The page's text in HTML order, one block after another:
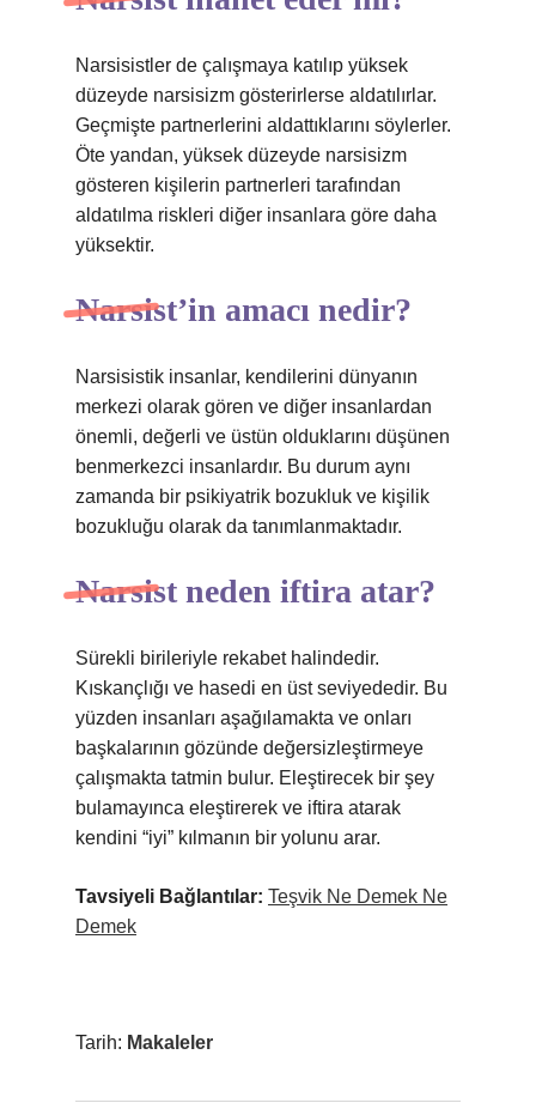
Narsisistler de çalışmaya katılıp yüksek
düzeyde narsisizm gösterirlerse aldatılırlar.
Geçmişte partnerlerini aldattıklarını söylerler.
Öte yandan, yüksek düzeyde narsisizm
gösteren kişilerin partnerleri tarafından
aldatılma riskleri diğer insanlara göre daha
yüksektir.
Narsist’in amacı nedir?
Narsisistik insanlar, kendilerini dünyanın
merkezi olarak gören ve diğer insanlardan
önemli, değerli ve üstün olduklarını düşünen
benmerkezci insanlardır. Bu durum aynı
zamanda bir psikiyatrik bozukluk ve kişilik
bozukluğu olarak da tanımlanmaktadır.
Narsist neden iftira atar?
Sürekli birileriyle rekabet halindedir.
Kıskançlığı ve hasedi en üst seviyededir. Bu
yüzden insanları aşağılamakta ve onları
başkalarının gözünde değersizleştirmeye
çalışmakta tatmin bulur. Eleştirecek bir şey
bulamayınca eleştirerek ve iftira atarak
kendini “iyi” kılmanın bir yolunu arar.
Tavsiyeli Bağlantılar: Teşvik Ne Demek Ne
Demek
Tarih: Makaleler